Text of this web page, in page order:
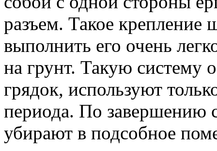
разъем. Такое крепление
выполнить его очень
на грунт. Такую систему
грядок, используют
периода. По завершению
убирают в подсобное